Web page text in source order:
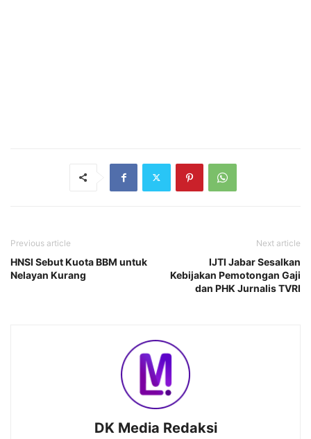
Previous article
HNSI Sebut Kuota BBM untuk
Nelayan Kurang
Next article
IJTI Jabar Sesalkan
Kebijakan Pemotongan Gaji
dan PHK Jurnalis TVRI
DK Media Redaksi